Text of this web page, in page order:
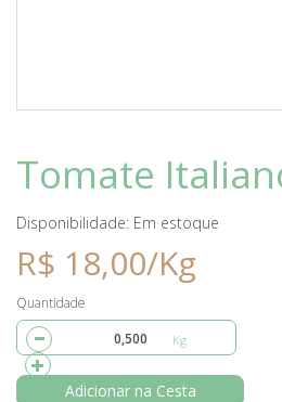
Tomate
Disponibilidade: Em estoque
R$ 18,00/Kg
Quantidade
Adicionar na Cesta